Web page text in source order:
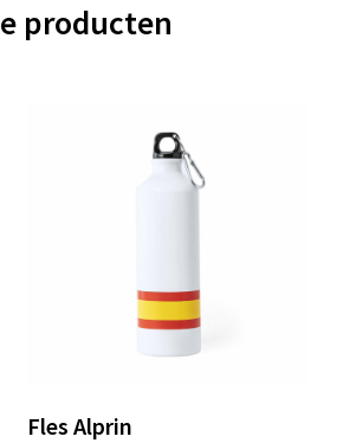
(28 x 28 mm)
producten
Fles Alprin